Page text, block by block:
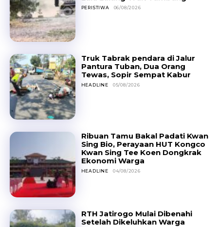
PERISTIWA 06/08/2026
Truk Tabrak pendara di Jalur
Pantura Tuban, Dua Orang
Tewas, Sopir Sempat Kabur
HEADLINE 05/08/2026
Ribuan Tamu Bakal Padati Kwan
Sing Bio, Perayaan HUT Kongco
Kwan Sing Tee Koen Dongkrak
Ekonomi Warga
HEADLINE 04/08/2026
RTH Jatirogo Mulai Dibenahi
Setelah Dikeluhkan Warga